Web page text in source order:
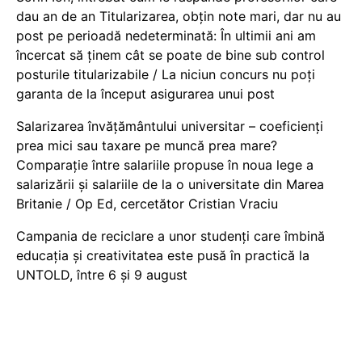
dau an de an Titularizarea, obțin note mari, dar nu au
post pe perioadă nedeterminată: În ultimii ani am
încercat să ținem cât se poate de bine sub control
posturile titularizabile / La niciun concurs nu poți
garanta de la început asigurarea unui post
Salarizarea învățământului universitar – coeficienți
prea mici sau taxare pe muncă prea mare?
Comparație între salariile propuse în noua lege a
salarizării și salariile de la o universitate din Marea
Britanie / Op Ed, cercetător Cristian Vraciu
Campania de reciclare a unor studenți care îmbină
educația și creativitatea este pusă în practică la
UNTOLD, între 6 și 9 august